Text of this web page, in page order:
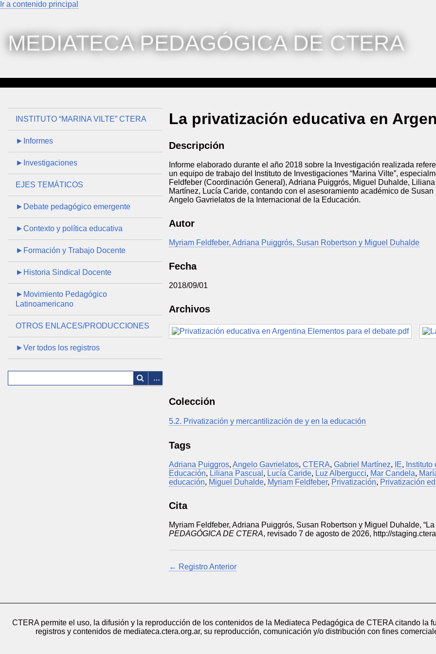
Ir a contenido principal
MEDIATECA PEDAGÓGICA DE CTERA
INSTITUTO “MARINA VILTE” CTERA
►Informes
►Investigaciones
EJES TEMÁTICOS
►Debate pedagógico emergente
►Contexto y política educativa
►Formación y Trabajo Docente
►Historia Sindical Docente
►Movimiento Pedagógico
Latinoamericano
OTROS ENLACES/PRODUCCIONES
►Ver todos los registros
La privatización educativa en
Descripción
Informe elaborado durante el año 2018 sobre la Investigación realizada
un equipo de trabajo del Instituto de Investigaciones “Marina Vilte”,
Feldfeber (Coordinación General), Adriana Puiggrós, Miguel Duhalde,
Martínez, Lucía Caride, contando con el asesoramiento académico de
Angelo Gavrielatos de la Internacional de la Educación.
Autor
Myriam Feldfeber, Adriana Puiggrós, Susan Robertson y Miguel Duhalde
Fecha
2018/09/01
Archivos
Colección
5.2. Privatización y mercantilización de y en la educación
Tags
Adriana Puiggros,Angelo Gavrielatos,CTERA,Gabriel Martínez, IE,
Educación, Liliana Pascual , Lucía Caride, Luz Albergucci, Mar Candela,
educación, Miguel Duhalde, Myriam Feldfeber, Privatización, Privatización
Cita
Myriam Feldfeber, Adriana Puiggrós, Susan Robertson y Miguel Duhalde,
PEDAGÓGICA DE CTERA, revisado 7 de agosto de 2026, http://
← Registro Anterior
CTERA permite el uso, la difusión y la reproducción de los contenidos de la Mediateca Pedagógica de CTERA citando la
registros y contenidos de mediateca.ctera.org.ar, su reproducción, comunicación y/o distribución con fines